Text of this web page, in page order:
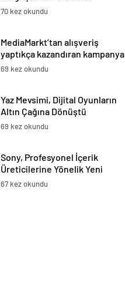
70 kez okundu
MediaMarkt’tan alışveriş
yaptıkça kazandıran kampanya
69 kez okundu
Yaz Mevsimi, Dijital Oyunların
Altın Çağına Dönüştü
69 kez okundu
Sony, Profesyonel İçerik
Üreticilerine Yönelik Yeni
Mikrofon ve Bellek Kartlarını
67 kez okundu